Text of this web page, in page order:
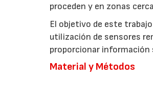
proceden y en zonas
El objetivo de este
utilización de sensores
proporcionar información
Material y Métodos